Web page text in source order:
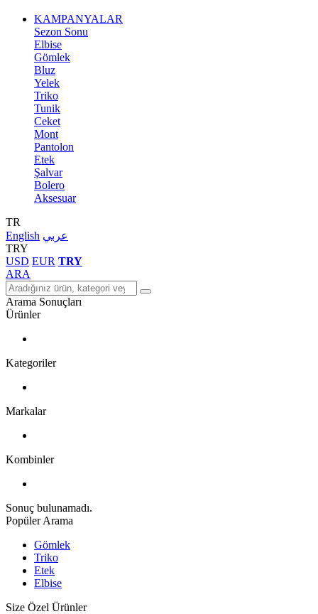
KAMPANYALAR
Sezon Sonu
Elbise
Gömlek
Bluz
Yelek
Triko
Tunik
Ceket
Mont
Pantolon
Etek
Şalvar
Bolero
Aksesuar
TR
English عربي
TRY
USD EUR TRY
ARA
Arama Sonuçları
Ürünler
Kategoriler
Markalar
Kombinler
Sonuç bulunamadı.
Popüler Arama
Gömlek
Triko
Etek
Elbise
Size Özel Ürünler